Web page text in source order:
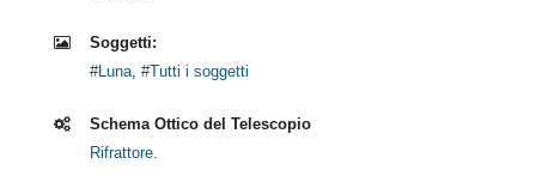
Soggetti:
#Luna #Tutti i soggetti
Schema Ottico del Telescopio
Rifrattore.